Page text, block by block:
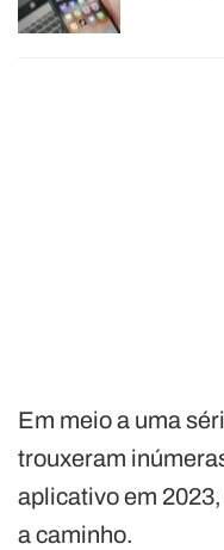
Em meio a uma
trouxeram
aplicativo em
a caminho.